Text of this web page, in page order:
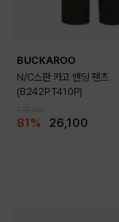
BUCKAROO
N/C스판 카고 밴딩 팬츠
(B242PT410P)
81% 26,100